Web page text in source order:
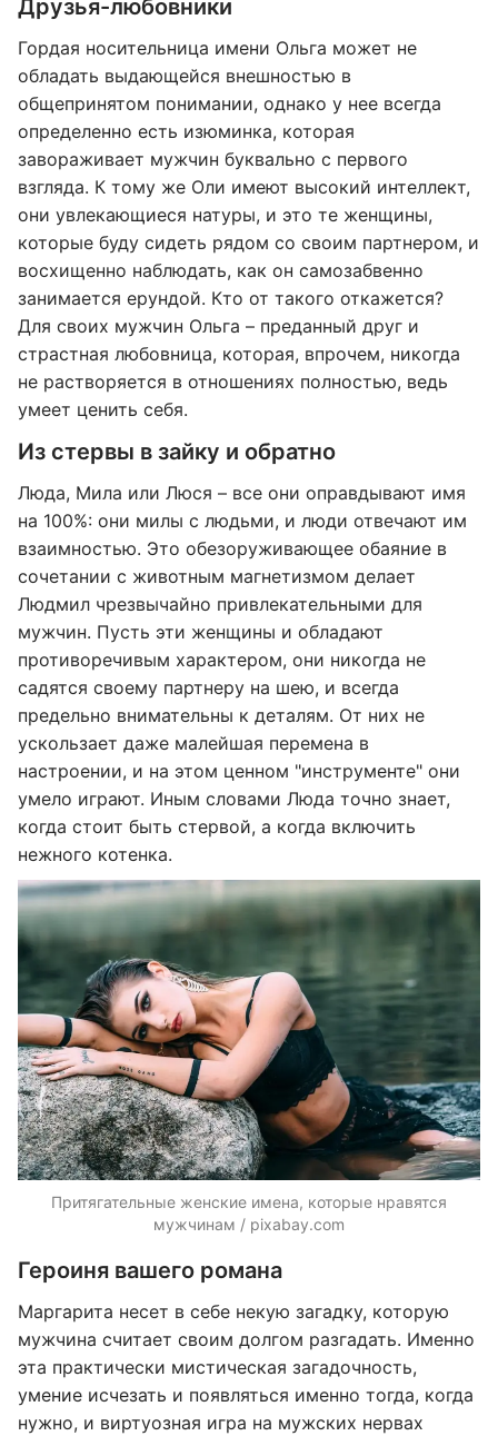
Друзья-любовники
Гордая носительница имени Ольга может не
обладать выдающейся внешностью в
общепринятом понимании, однако у нее всегда
определенно есть изюминка, которая
завораживает мужчин буквально с первого
взгляда. К тому же Оли имеют высокий интеллект,
они увлекающиеся натуры, и это те женщины,
которые буду сидеть рядом со своим партнером, и
восхищенно наблюдать, как он самозабвенно
занимается ерундой. Кто от такого откажется?
Для своих мужчин Ольга – преданный друг и
страстная любовница, которая, впрочем, никогда
не растворяется в отношениях полностью, ведь
умеет ценить себя.
Из стервы в зайку и обратно
Люда, Мила или Люся – все они оправдывают имя
на 100%: они милы с людьми, и люди отвечают им
взаимностью. Это обезоруживающее обаяние в
сочетании с животным магнетизмом делает
Людмил чрезвычайно привлекательными для
мужчин. Пусть эти женщины и обладают
противоречивым характером, они никогда не
садятся своему партнеру на шею, и всегда
предельно внимательны к деталям. От них не
ускользает даже малейшая перемена в
настроении, и на этом ценном "инструменте" они
умело играют. Иным словами Люда точно знает,
когда стоит быть стервой, а когда включить
нежного котенка.
Притягательные женские имена, которые нравятся
мужчинам / pixabay.com
Героиня вашего романа
Маргарита несет в себе некую загадку, которую
мужчина считает своим долгом разгадать. Именно
эта практически мистическая загадочность,
умение исчезать и появляться именно тогда, когда
нужно, и виртуозная игра на мужских нервах